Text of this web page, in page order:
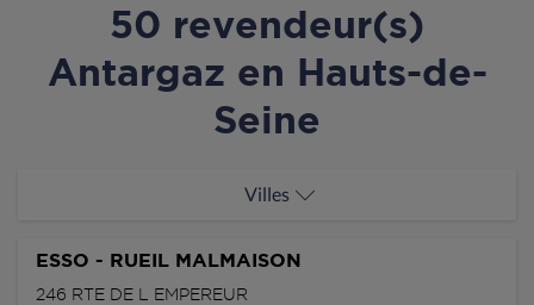
50 revendeur(s)
Antargaz en Hauts-de-
Seine
Villes
ESSO - RUEIL MALMAISON
246 RTE DE L EMPEREUR